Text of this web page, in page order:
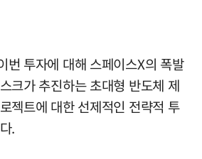
번 투자에 대해 스페이스X의 폭발
크가 추진하는 초대형 반도체 제
젝트에 대한 선제적인 전략적 투
.